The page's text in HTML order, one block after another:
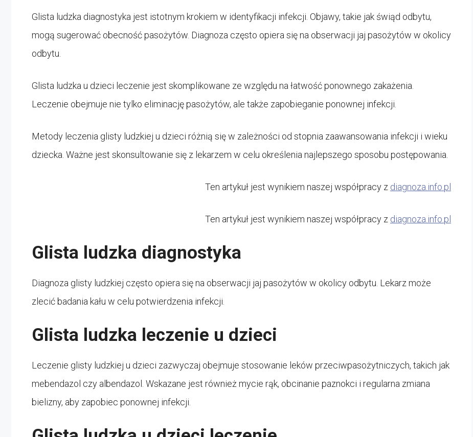
Glista ludzka diagnostyka jest istotnym krokiem w identyfikacji infekcji. Objawy, takie jak świąd odbytu,
mogą sugerować obecność pasożytów. Diagnoza często opiera się na obserwacji jaj pasożytów w okolicy
odbytu.
Glista ludzka u dzieci leczenie jest skomplikowane ze względu na łatwość ponownego zakażenia.
Leczenie obejmuje nie tylko eliminację pasożytów, ale także zapobieganie ponownej infekcji.
Metody leczenia glisty ludzkiej u dzieci różnią się w zależności od stopnia zaawansowania infekcji i wieku
dziecka. Ważne jest skonsultowanie się z lekarzem w celu określenia najlepszego sposobu postępowania.
Ten artykuł jest wynikiem naszej współpracy z diagnoza.info.pl
Ten artykuł jest wynikiem naszej współpracy z diagnoza.info.pl
Glista ludzka diagnostyka
Diagnoza glisty ludzkiej często opiera się na obserwacji jaj pasożytów w okolicy odbytu. Lekarz może
zlecić badania kału w celu potwierdzenia infekcji.
Glista ludzka leczenie u dzieci
Leczenie glisty ludzkiej u dzieci zazwyczaj obejmuje stosowanie leków przeciwpasożytniczych, takich jak
mebendazol czy albendazol. Wskazane jest również mycie rąk, obcinanie paznokci i regularna zmiana
bielizny, aby zapobiec ponownej infekcji.